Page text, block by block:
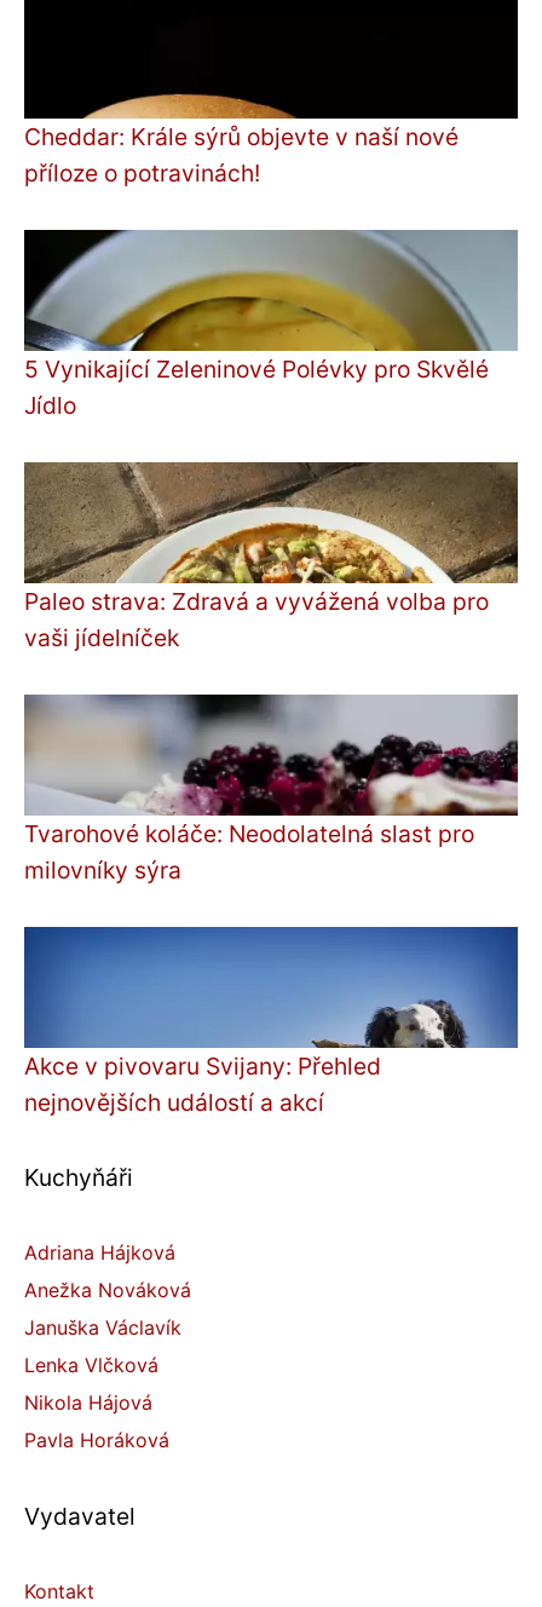
Cheddar: Krále sýrů objevte v naší nové
příloze o potravinách!
5 Vynikající Zeleninové Polévky pro Skvělé
Jídlo
Paleo strava: Zdravá a vyvážená volba pro
vaši jídelníček
Tvarohové koláče: Neodolatelná slast pro
milovníky sýra
Akce v pivovaru Svijany: Přehled
nejnovějších událostí a akcí
Kuchyňáři
Adriana Hájková
Anežka Nováková
Januška Václavík
Lenka Vlčková
Nikola Hájová
Pavla Horáková
Vydavatel
Kontakt